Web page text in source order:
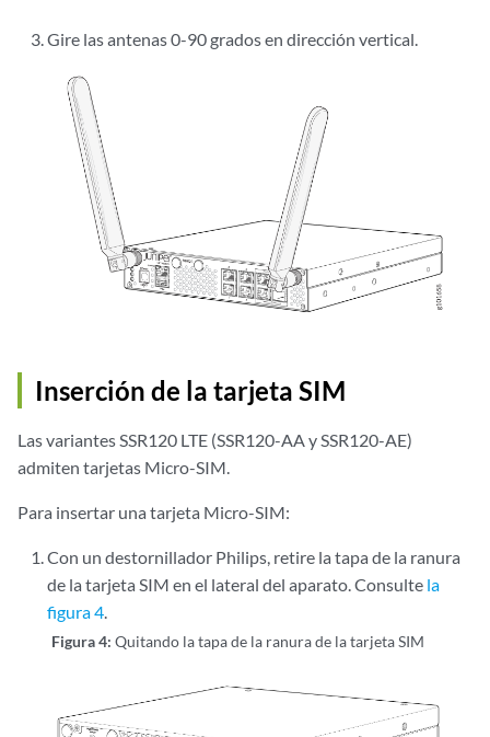
Gire las antenas 0-90 grados en dirección vertical.
Inserción de la tarjeta SIM
Las variantes SSR120 LTE (SSR120-AA y SSR120-AE)
admiten tarjetas Micro-SIM.
Para insertar una tarjeta Micro-SIM:
Con un destornillador Philips, retire la tapa de la ranura
de la tarjeta SIM en el lateral del aparato. Consulte la
figura 4.
Figura 4:Quitando la tapa de la ranura de la tarjeta SIM